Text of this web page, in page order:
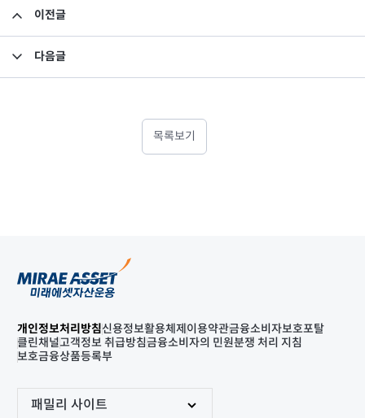
이전글
다음글
목록보기
개인정보처리방침신용정보활용체제 이용약관금융소비자보호포탈
클린채널고객정보 취급방침금융소비자의 민원분쟁 처리 지침
보호금융상품등록부
패밀리 사이트